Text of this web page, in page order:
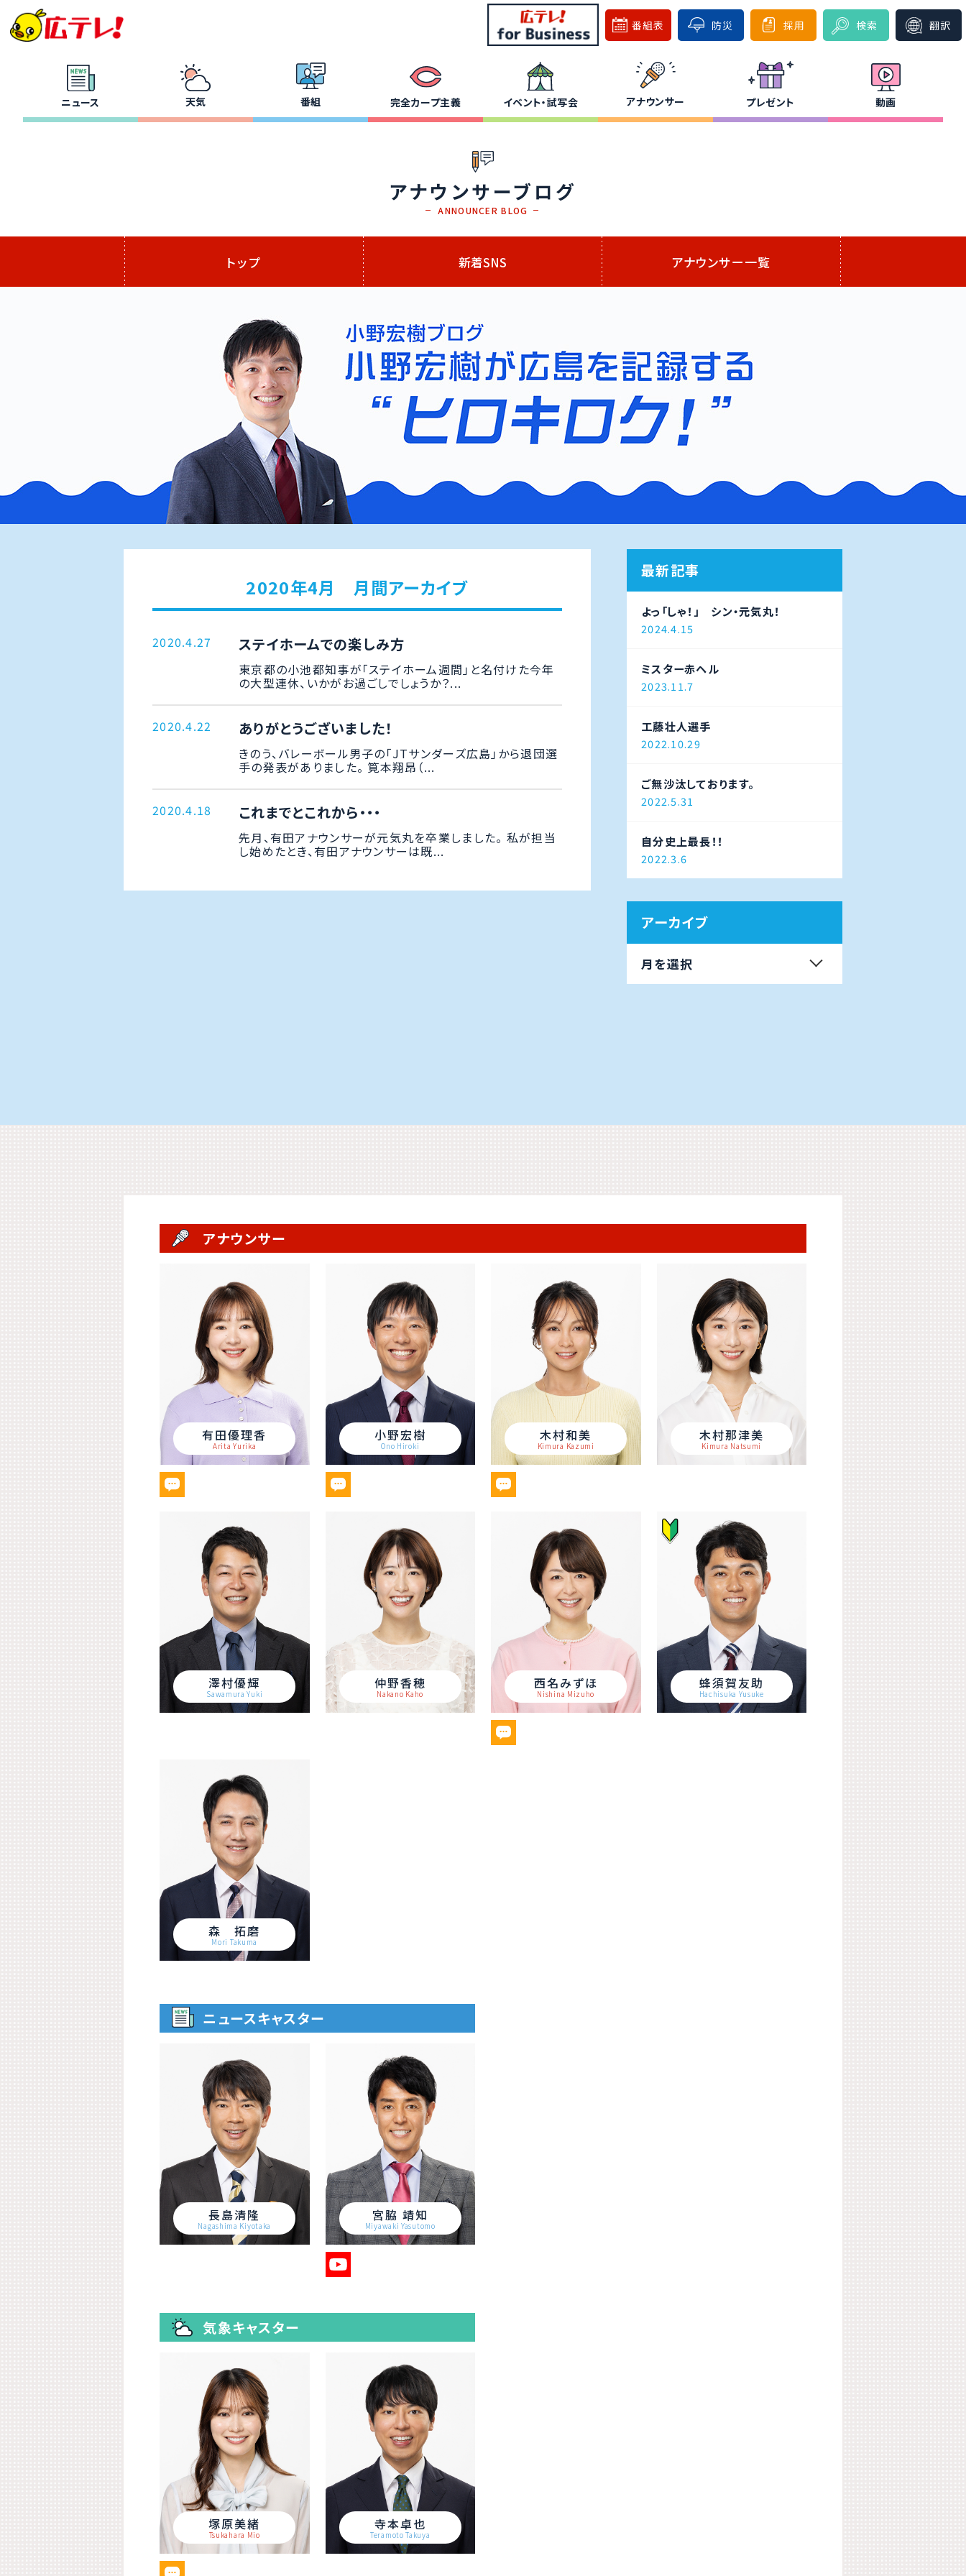
番組表 防災 採用 検索 翻訳
ニュース 天気 番組 完全カープ主義 イベント・試写会 アナウンサー プレゼント 動画
アナウンサーブログ
ANNOUNCER BLOG
トップ 新着SNS アナウンサー一覧
2020年4月 月間アーカイブ
2020.4.27 ステイホームでの楽しみ方
東京都の小池都知事が「ステイホーム週間」と名付けた今年
の大型連休、いかがお過ごしでしょうか？...
2020.4.22 ありがとうございました！
きのう、バレーボール男子の「JTサンダーズ広島」から退団選
手の発表がありました。 筧本翔昂（...
2020.4.18 これまでとこれから・・・
先月、有田アナウンサーが元気丸を卒業しました。 私が担当
し始めたとき、有田アナウンサーは既...
最新記事
よっ「しゃ！」 シン・元気丸！
2024.4.15
ミスター赤ヘル
2023.11.7
工藤壮人選手
2022.10.29
ご無沙汰しております。
2022.5.31
自分史上最長！！
2022.3.6
アーカイブ
月を選択
アナウンサー
有田優理香
Arita Yurika
小野宏樹
Ono Hiroki
木村和美
Kimura Kazumi
木村那津美
Kimura Natsumi
澤村優輝
Sawamura Yuki
仲野香穂
Nakano Kaho
西名みずほ
Nishina Mizuho
蜂須賀友助
Hachisuka Yusuke
森 拓磨
Mori Takuma
ニュースキャスター
長島清隆
Nagashima Kiyotaka
宮脇 靖知
Miyawaki Yasutomo
気象キャスター
塚原美緒
Tsukahara Mio
寺本卓也
Teramoto Takuya